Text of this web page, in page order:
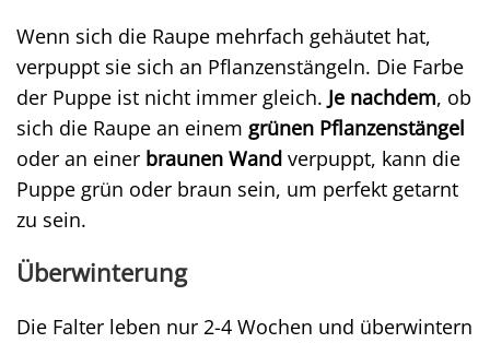
Wenn sich die Raupe mehrfach gehäutet hat,
verpuppt sie sich an Pflanzenstängeln. Die Farbe
der Puppe ist nicht immer gleich. Je nachdem, ob
sich die Raupe an einem grünen Pflanzenstängel
oder an einer braunen Wand verpuppt, kann die
Puppe grün oder braun sein, um perfekt getarnt
zu sein.
Überwinterung
Die Falter leben nur 2-4 Wochen und überwintern